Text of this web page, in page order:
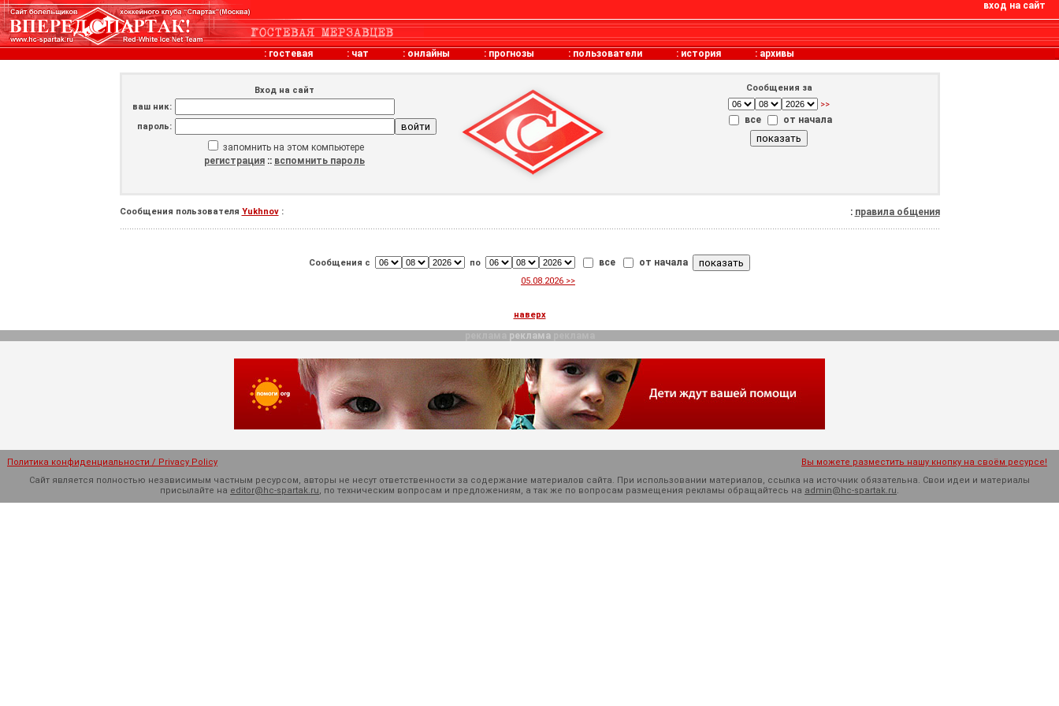
вход на сайт
: гостевая : чат : онлайны : прогнозы : пользователи : история : архивы
Вход на сайт
ваш ник:
пароль:
запомнить на этом компьютере
регистрация :: вспомнить пароль
Сообщения за
>>
все от начала
Сообщения пользователя Yukhnov: : правила общения
Сообщения с по все от начала
05.08.2026 >>
наверх
реклама
Политика конфиденциальности / Privacy Policy
Вы можете разместить нашу кнопку на своём ресурсе!
Сайт является полностью независимым частным ресурсом, авторы не несут ответственности за содержание материалов сайта. При использовании материалов, ссылка на источник обязательна. Cвои идеи и материалы
присылайте на editor@hc-spartak.ru, по техническим вопросам и предложениям, а так же по вопросам размещения рекламы обращайтесь на admin@hc-spartak.ru.